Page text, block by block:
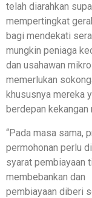
telah diarahkan
mempertingkat
bagi mendekati
mungkin peniaga
dan usahawan
memerlukan
khususnya mereka
berdepan kekangan
“Pada masa sama,
permohonan perlu
syarat pembiayaan
membebankan dan
pembiayaan diberi